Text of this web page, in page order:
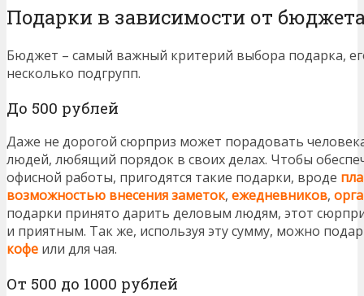
Подарки в зависимости от
Бюджет – самый важный критерий выбора подарка,
несколько подгрупп.
До 500 рублей
Даже не дорогой сюрприз может порадовать
людей, любящий порядок в своих делах. Чтобы
офисной работы, пригодятся такие подарки, вроде
возможностью внесения заметок, ежедневников,
подарки принято дарить деловым людям, этот
и приятным. Так же, используя эту сумму, можно
кофе или для чая.
От 500 до 1000 рублей